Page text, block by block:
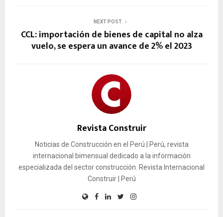
NEXT POST
CCL: importación de bienes de capital no alza
vuelo, se espera un avance de 2% el 2023
Revista Construir
Noticias de Construcción en el Perú | Perú, revista
internacional bimensual dedicado a la información
especializada del sector construcción. Revista Internacional
Construir | Perú